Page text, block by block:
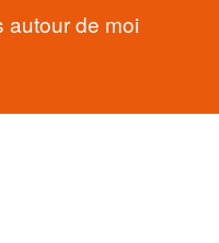
autour de moi